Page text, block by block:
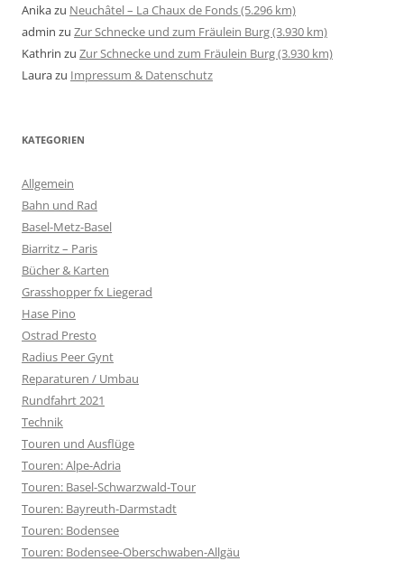
Anikazu Neuchâtel – La Chaux de Fonds (5.296 km)
admin zu Zur Schnecke und zum Fräulein Burg (3.930 km)
Kathrin zu Zur Schnecke und zum Fräulein Burg (3.930 km)
Laurazu Impressum & Datenschutz
KATEGORIEN
Allgemein
Bahn und Rad
Basel-Metz-Basel
Biarritz – Paris
Bücher & Karten
Grasshopper fx Liegerad
Hase Pino
Ostrad Presto
Radius Peer Gynt
Reparaturen / Umbau
Rundfahrt 2021
Technik
Touren und Ausflüge
Touren: Alpe-Adria
Touren: Basel-Schwarzwald-Tour
Touren: Bayreuth-Darmstadt
Touren: Bodensee
Touren: Bodensee-Oberschwaben-Allgäu